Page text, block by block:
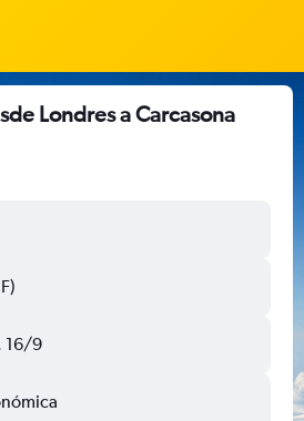
Londres a Carcasona
16/9